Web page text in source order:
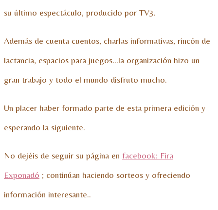
su último espectáculo, producido por TV3.
Además de cuenta cuentos, charlas informativas, rincón de
lactancia, espacios para juegos…la organización hizo un
gran trabajo y todo el mundo disfruto mucho.
Un placer haber formado parte de esta primera edición y
esperando la siguiente.
No dejéis de seguir su página en facebook: Fira
Exponadó ; continúan haciendo sorteos y ofreciendo
información interesante..